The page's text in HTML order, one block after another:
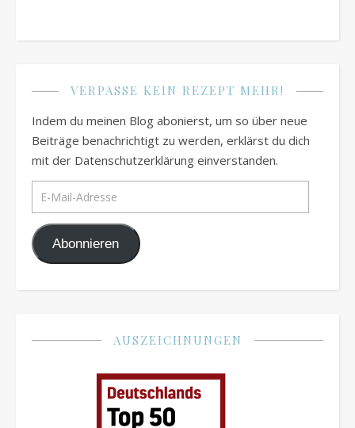
VERPASSE KEIN REZEPT MEHR!
Indem du meinen Blog abonierst, um so über neue
Beiträge benachrichtigt zu werden, erklärst du dich
mit der Datenschutzerklärung einverstanden.
E-Mail-Adresse
Abonnieren
AUSZEICHNUNGEN